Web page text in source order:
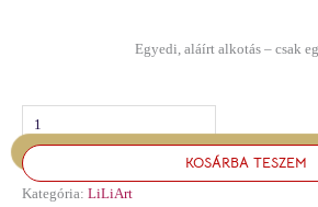
Egyedi, aláírt alkotás – csak
KOSÁRBA TESZEM
Kategória: LiLiArt